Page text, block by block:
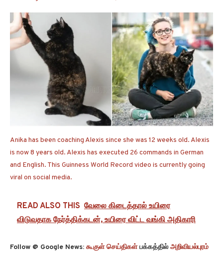
Anika has been coaching Alexis since she was 12 weeks old. Alexis
is now 8 years old. Alexis has executed 26 commands in German
and English. This Guinness World Record video is currently going
viral on social media.
READ ALSO THIS வேலை கிடைத்தால் உயிரை
விடுவதாக நேர்த்திக்கடன், உயிரை விட்ட வங்கி அதிகாரி
Follow @ Google News: கூகுள் செய்திகள்பக்கத்தில் அறிவியல்புரம்